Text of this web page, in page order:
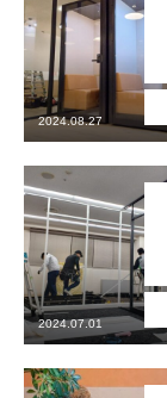
2024.08.27
2024.07.01